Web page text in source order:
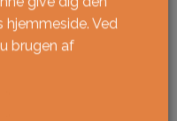
Ved
brugen af